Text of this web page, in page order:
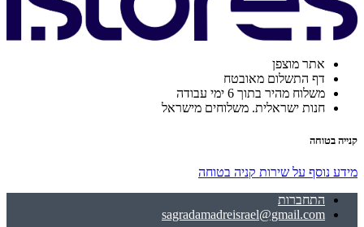
אתר מוצפן
דף התשלום מאובטח
משלוח מהיר בתוך 6 ימי עבודה
חנות ישראלית. משלוחים מישראל
קנייה בטוחה
מידע נוסף על שירות קניה בטוחה
התחברות
sagradamadreisrael@gmail.com